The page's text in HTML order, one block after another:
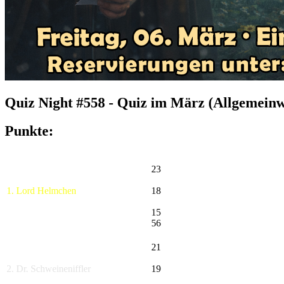
Quiz Night #558 - Quiz im März
Punkte:
1. Lord Helmchen
23
18
15
56
2. Dr. Schweineniffler
21
19